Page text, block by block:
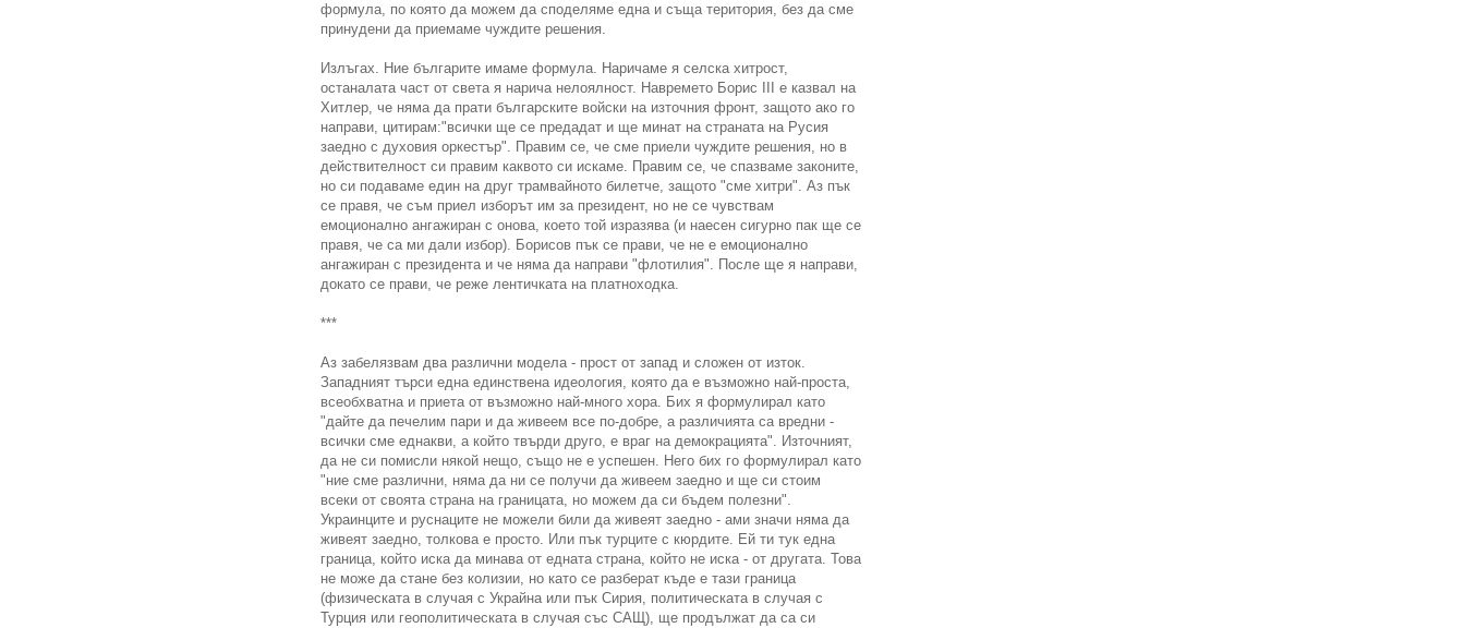
формула, по която да можем да споделяме една и съща територия, без да сме
принудени да приемаме чуждите решения.
Излъгах. Ние българите имаме формула. Наричаме я селска хитрост,
останалата част от света я нарича нелоялност. Навремето Борис III е казвал на
Хитлер, че няма да прати българските войски на източния фронт, защото ако го
направи, цитирам:"всички ще се предадат и ще минат на страната на Русия
заедно с духовия оркестър". Правим се, че сме приели чуждите решения, но в
действителност си правим каквото си искаме. Правим се, че спазваме законите,
но си подаваме един на друг трамвайното билетче, защото "сме хитри". Аз пък
се правя, че съм приел изборът им за президент, но не се чувствам
емоционално ангажиран с онова, което той изразява (и наесен сигурно пак ще се
правя, че са ми дали избор). Борисов пък се прави, че не е емоционално
ангажиран с президента и че няма да направи "флотилия". После ще я направи,
докато се прави, че реже лентичката на платноходка.
***
Аз забелязвам два различни модела - прост от запад и сложен от изток.
Западният търси една единствена идеология, която да е възможно най-проста,
всеобхватна и приета от възможно най-много хора. Бих я формулирал като
"дайте да печелим пари и да живеем все по-добре, а различията са вредни -
всички сме еднакви, а който твърди друго, е враг на демокрацията". Източният,
да не си помисли някой нещо, също не е успешен. Него бих го формулирал като
"ние сме различни, няма да ни се получи да живеем заедно и ще си стоим
всеки от своята страна на границата, но можем да си бъдем полезни".
Украинците и руснаците не можели били да живеят заедно - ами значи няма да
живеят заедно, толкова е просто. Или пък турците с кюрдите. Ей ти тук една
граница, който иска да минава от едната страна, който не иска - от другата. Това
не може да стане без колизии, но като се разберат къде е тази граница
(физическата в случая с Украйна или пък Сирия, политическата в случая с
Турция или геополитическата в случая със САЩ), ще продължат да са си